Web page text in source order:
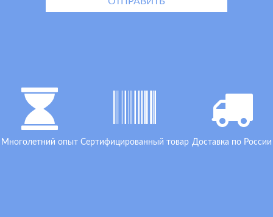
Многолетний опыт Сертифицированный товар Доставка по России